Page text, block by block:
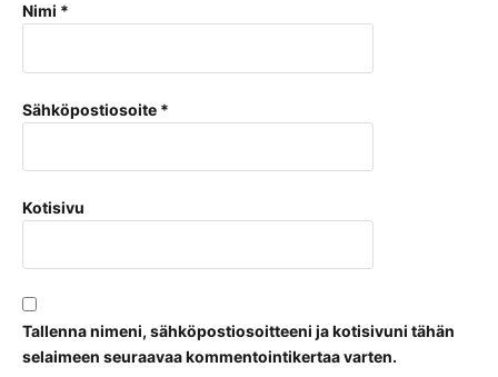
Nimi *
Sähköpostiosoite *
Kotisivu
Tallenna nimeni, sähköpostiosoitteeni ja kotisivuni tähän
selaimeen seuraavaa kommentointikertaa varten.